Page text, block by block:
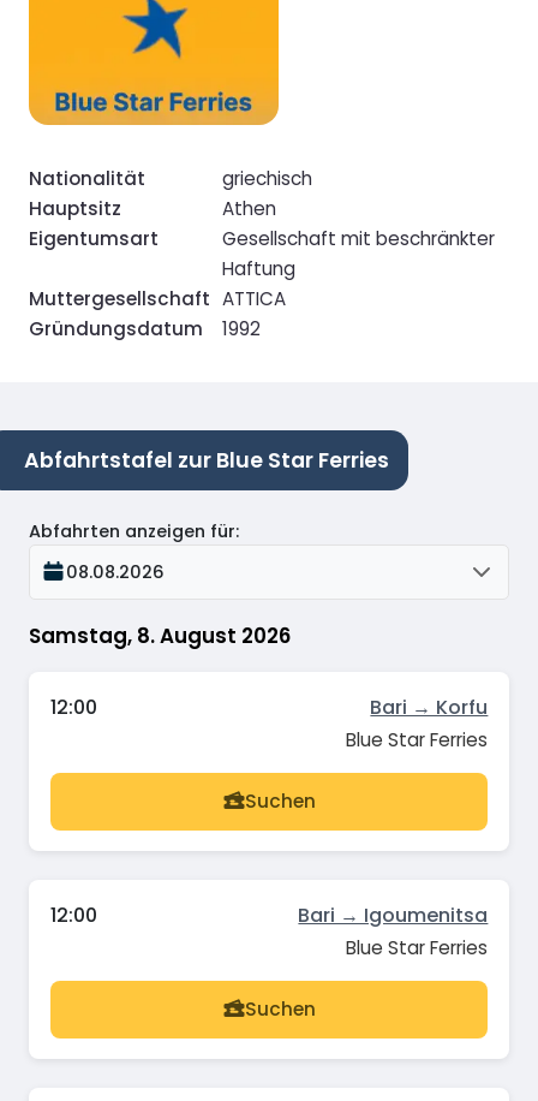
Nationalität
griechisch
Hauptsitz
Athen
Eigentumsart
Gesellschaft mit beschränkter
Haftung
Muttergesellschaft ATTICA
Gründungsdatum
1992
Abfahrtstafel zur Blue Star Ferries
Samstag, 8. August 2026
Abfahrten anzeigen für:
08.08.2026
12:00 Bari → Korfu
Blue Star Ferries
Suchen
12:00 Bari → Igoumenitsa
Blue Star Ferries
Suchen